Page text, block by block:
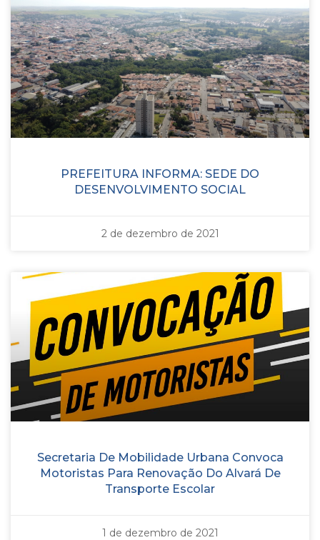
PREFEITURA INFORMA: SEDE DO
DESENVOLVIMENTO SOCIAL
2 de dezembro de 2021
Secretaria De Mobilidade Urbana Convoca
Motoristas Para Renovação Do Alvará De
Transporte Escolar
1 de dezembro de 2021